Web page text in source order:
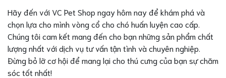
Hãy đến với VC Pet Shop ngay hôm nay để khám phá và
chọn lựa cho mình vòng cổ cho chó huấn luyện cao cấp.
Chúng tôi cam kết mang đến cho bạn những sản phẩm chất
lượng nhất với dịch vụ tư vấn tận tình và chuyên nghiệp.
Đừng bỏ lỡ cơ hội để mang lại cho thú cưng của bạn sự chăm
sóc tốt nhất!